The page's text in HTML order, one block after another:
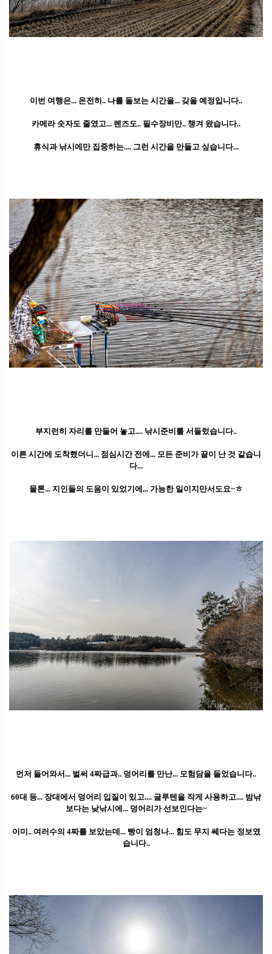
이번 여행은... 온전히.. 나를 돌보는 시간을... 갖을 예정입니다..
카메라 숫자도 줄였고... 렌즈도.. 필수장비만.. 챙겨 왔습니다..
휴식과 낚시에만 집중하는.... 그런 시간을 만들고 싶습니다...
부지런히 자리를 만들어 놓고.... 낚시준비를 서둘렀습니다..
이른 시간에 도착했더니... 점심시간 전에... 모든 준비가 끝이 난 것 같습니
다...
물론... 지인들의 도움이 있었기에... 가능한 일이지만서도요~ㅎ
먼저 들어와서... 벌써 4짜급과.. 덩어리를 만난... 모험담을 들었습니다..
60대 등... 장대에서 덩어리 입질이 있고.... 글루텐을 작게 사용하고.... 밤낚
보다는 낮낚시에... 덩어리가 선보인다는~
이미.. 여러수의 4짜를 보았는데... 빵이 엄청나... 힘도 무지 쎄다는 정보였
습니다..